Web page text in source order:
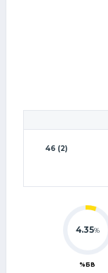
46 (2)
4.35%
%БВ